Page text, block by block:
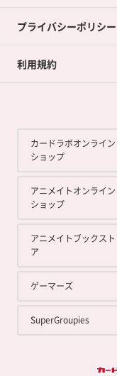
プライバシーポリシー
利用規約
カードラボオンライン
ショップ
アニメイトオンライン
ショップ
アニメイトブックスト
ア
ゲーマーズ
SuperGroupies